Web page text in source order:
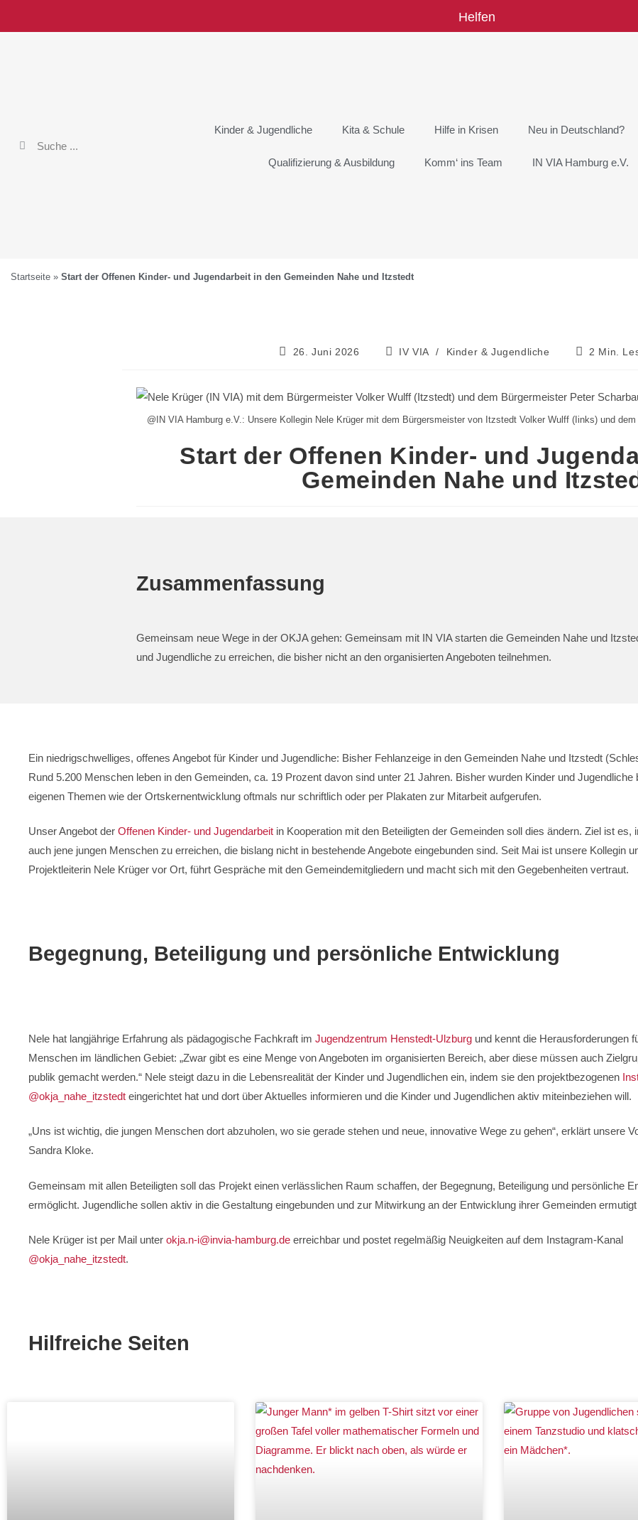
Helfen
Kinder & Jugendliche Kita & Schule Hilfe in Krisen Neu in Deutschland?
Qualifizierung & Ausbildung Komm‘ ins Team IN VIA Hamburg e.V.
Startseite » Start der Offenen Kinder- und Jugendarbeit in den Gemeinden Nahe und Itzstedt
26. Juni 2026 IV VIA / Kinder & Jugendliche 2 Min.
@IN VIA Hamburg e.V.: Unsere Kollegin Nele Krüger mit dem Bürgersmeister von Itzstedt Volker Wulff (Iinks) und
Start der Offenen Kinder- und
Gemeinden Nahe und
Zusammenfassung
Gemeinsam neue Wege in der OKJA gehen: Gemeinsam mit IN VIA starten die Gemeinden Nahe und
und Jugendliche zu erreichen, die bisher nicht an den organisierten Angeboten teilnehmen.
Ein niedrigschwelliges, offenes Angebot für Kinder und Jugendliche: Bisher Fehlanzeige in den Gemeinden Nahe und Itzstedt
Rund 5.200 Menschen leben in den Gemeinden, ca. 19 Prozent davon sind unter 21 Jahren. Bisher wurden Kinder und Jugendliche
eigenen Themen wie der Ortskernentwicklung oftmals nur schriftlich oder per Plakaten zur Mitarbeit aufgerufen.
Unser Angebot der Offenen Kinder- und Jugendarbeit in Kooperation mit den Beteiligten der Gemeinden soll dies ändern. Ziel ist es,
auch jene jungen Menschen zu erreichen, die bislang nicht in bestehende Angebote eingebunden sind. Seit Mai ist unsere Kollegin
Projektleiterin Nele Krüger vor Ort, führt Gespräche mit den Gemeindemitgliedern und macht sich mit den Gegebenheiten vertraut.
Begegnung, Beteiligung und persönliche Entwicklung
Nele hat langjährige Erfahrung als pädagogische Fachkraft im Jugendzentrum Henstedt-Ulzburg und kennt die Herausforderungen
Menschen im ländlichen Gebiet: „Zwar gibt es eine Menge von Angeboten im organisierten Bereich, aber diese müssen auch
publik gemacht werden.“ Nele steigt dazu in die Lebensrealität der Kinder und Jugendlichen ein, indem sie den projektbezogenen
@okja_nahe_itzstedt eingerichtet hat und dort über Aktuelles informieren und die Kinder und Jugendlichen aktiv miteinbeziehen will.
„Uns ist wichtig, die jungen Menschen dort abzuholen, wo sie gerade stehen und neue, innovative Wege zu gehen“, erklärt unsere
Sandra Kloke.
Gemeinsam mit allen Beteiligten soll das Projekt einen verlässlichen Raum schaffen, der Begegnung, Beteiligung und persönliche
ermöglicht. Jugendliche sollen aktiv in die Gestaltung eingebunden und zur Mitwirkung an der Entwicklung ihrer Gemeinden
Nele Krüger ist per Mail unter okja.n-i@invia-hamburg.de erreichbar und postet regelmäßig Neuigkeiten auf dem Instagram-Kanal
@okja_nahe_itzstedt.
Hilfreiche Seiten